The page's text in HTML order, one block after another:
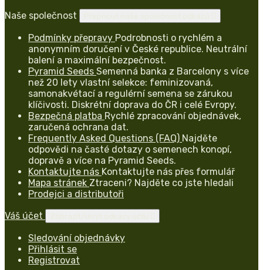
Naše společnost
Podmínky přepravy Podrobnosti o rychlém a
anonymním doručení v České republice. Neutrální
balení a maximální bezpečnost.
Pyramid Seeds Semenná banka z Barcelony s více
než 20 lety vlastní selekce: feminizovaná,
samonakvétací a regulérní semena se zárukou
klíčivosti. Diskrétní doprava do ČR i celé Evropy.
Bezpečná platba Rychlé zpracování objednávek,
zaručená ochrana dat.
Frequently Asked Questions (FAQ) Najděte
odpovědi na časté dotazy o semenech konopí,
dopravě a více na Pyramid Seeds.
Kontaktujte nás Kontaktujte nás přes formulář
Mapa stránek Ztraceni? Najděte co jste hledali
Prodejci a distributoři
Váš účet
Sledování objednávky
Přihlásit se
Registrovat